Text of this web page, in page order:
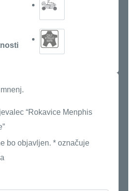
“Rokavice Menphis
bo objavljen. * označuje